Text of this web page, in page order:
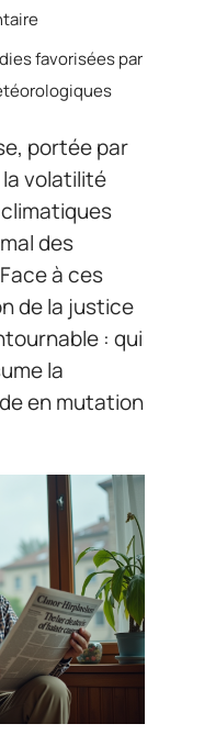
favorisées par
portée par
volatilité
des
à ces
de la justice
: qui
la
en mutation